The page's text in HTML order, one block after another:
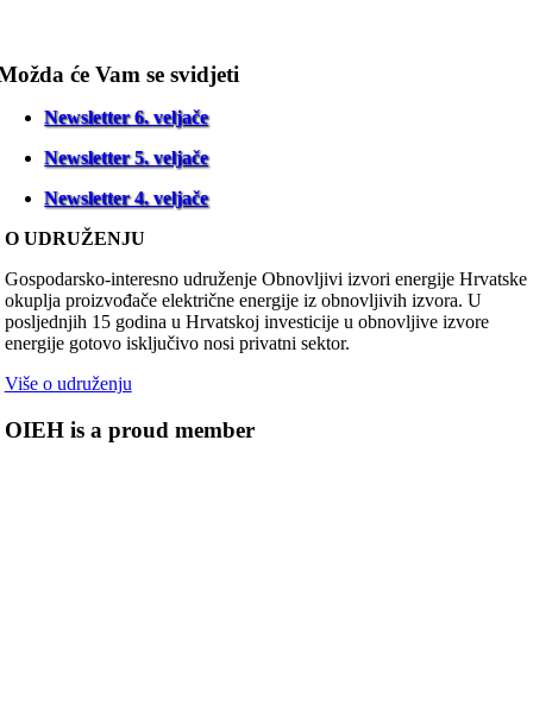
će Vam se svidjeti
Newsletter 6. veljače
Newsletter 5. veljače
Newsletter 4. veljače
O UDRUŽENJU
Gospodarsko-interesno udruženje Obnovljivi izvori energije Hrvatske
okuplja proizvođače električne energije iz obnovljivih izvora. U
posljednjih 15 godina u Hrvatskoj investicije u obnovljive izvore
energije gotovo isključivo nosi privatni sektor.
Više o udruženju
OIEH is a proud member